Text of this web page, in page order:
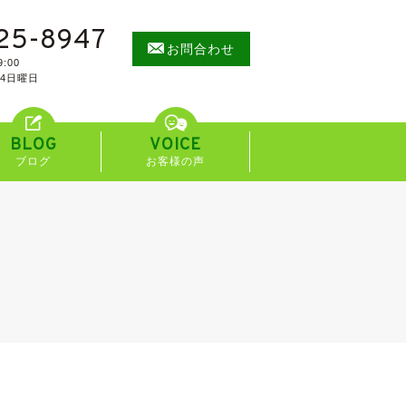
8947
日曜日
お問合わせ
BLOG
ブログ
VOICE
お客様の声